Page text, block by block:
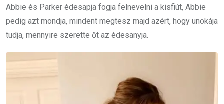
Abbie és Parker édesapja fogja felnevelni a kisfiút, Abbie
pedig azt mondja, mindent megtesz majd azért, hogy unokája
tudja, mennyire szerette őt az édesanyja.